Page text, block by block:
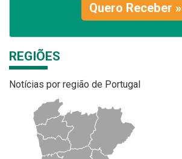
Quero Receber »
REGIÕES
Notícias por região de Portugal